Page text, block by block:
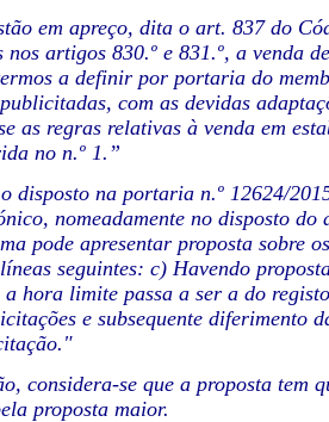
em apreço, dita o art. 837 do
artigos 830.º e 831.º, a venda
a definir por portaria do
com as devidas
as regras relativas à venda em
no n.º 1.”
disposto na portaria n.º 12624/
nomeadamente no disposto
pode apresentar proposta sobre
seguintes: c) Havendo
hora limite passa a ser a do
e subsequente
considera-se que a proposta
proposta maior.